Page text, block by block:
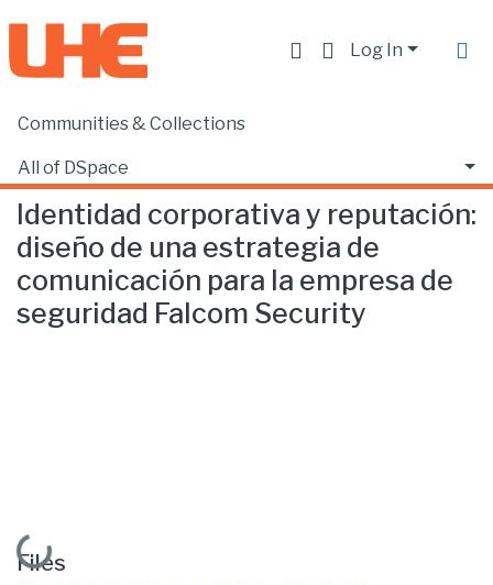
Log In
Communities & Collections
All of DSpace
Statistics
Home
Identidad corporativa y reputación:
diseño de una estrategia de
comunicación para la empresa de
seguridad Falcom Security
Loading...
Files